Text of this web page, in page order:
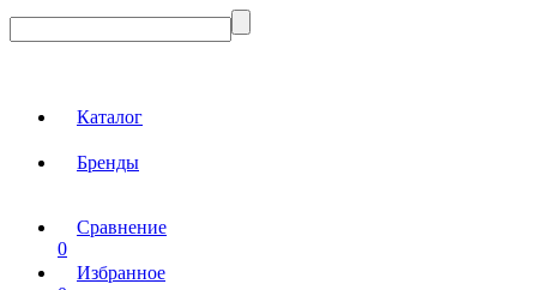
Каталог
Бренды
Сравнение
0
Избранное